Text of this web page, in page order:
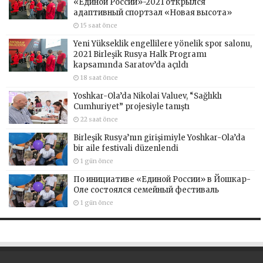
«Единой России»-2021 открылся
адаптивный спортзал «Новая высота»
15 saat önce
Yeni Yükseklik engellilere yönelik spor salonu,
2021 Birleşik Rusya Halk Programı
kapsamında Saratov’da açıldı
18 saat önce
Yoshkar-Ola’da Nikolai Valuev, “Sağlıklı
Cumhuriyet” projesiyle tanıştı
22 saat önce
Birleşik Rusya’nın girişimiyle Yoshkar-Ola’da
bir aile festivali düzenlendi
1 gün önce
По инициативе «Единой России» в Йошкар-
Оле состоялся семейный фестиваль
1 gün önce